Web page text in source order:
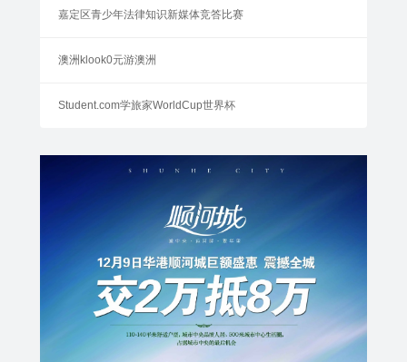
嘉定区青少年法律知识新媒体竞答比赛
澳洲klook0元游澳洲
Student.com学旅家WorldCup世界杯